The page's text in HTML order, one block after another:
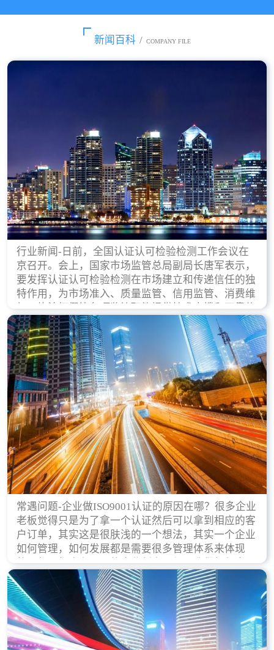
新闻百科 / COMPANY FILE
行业新闻-日前，全国认证认可检验检测工作会议在
京召开。会上，国家市场监管总局副局长唐军表示，
要发挥认证认可检验检测在市场建立和传递信任的独
特作用，为市场准入、质量监管、信用监管、消费维
权、执法打假等各项监管职能提供技术支撑和可靠依
据。
常遇问题-企业做ISO9001认证的原因在哪？很多企业
老板觉得只是为了拿一个认证然后可以拿到相应的客
户订单，其实这是很肤浅的一个想法，其实一个企业
如何管理，如何发展都是需要很多管理体系来体现
的，每天都会有不同的企业创立，但是我们如何去证
实一个企业的合法，有质量保证了？这就是ISO9001
认证体现价值的时候，那么键锋小编就来细说下企业
做ISO9001认证的根本原因。